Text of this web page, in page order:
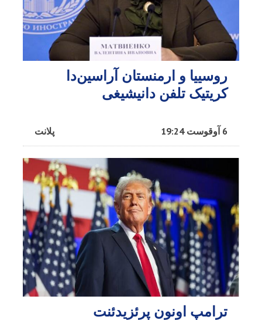
روسییا و ارمنستان آراسین‌دا
کریتیک تلفن دانیشیغی
پلانت 6 آوقوست 19:24
ترامپ اونون پرئزیدئنت